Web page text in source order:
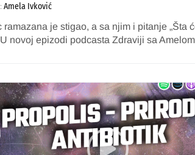
Amela Ivković
ramazana je stigao, a sa njim i pitanje „Šta
U novoj epizodi podcasta Zdraviji sa